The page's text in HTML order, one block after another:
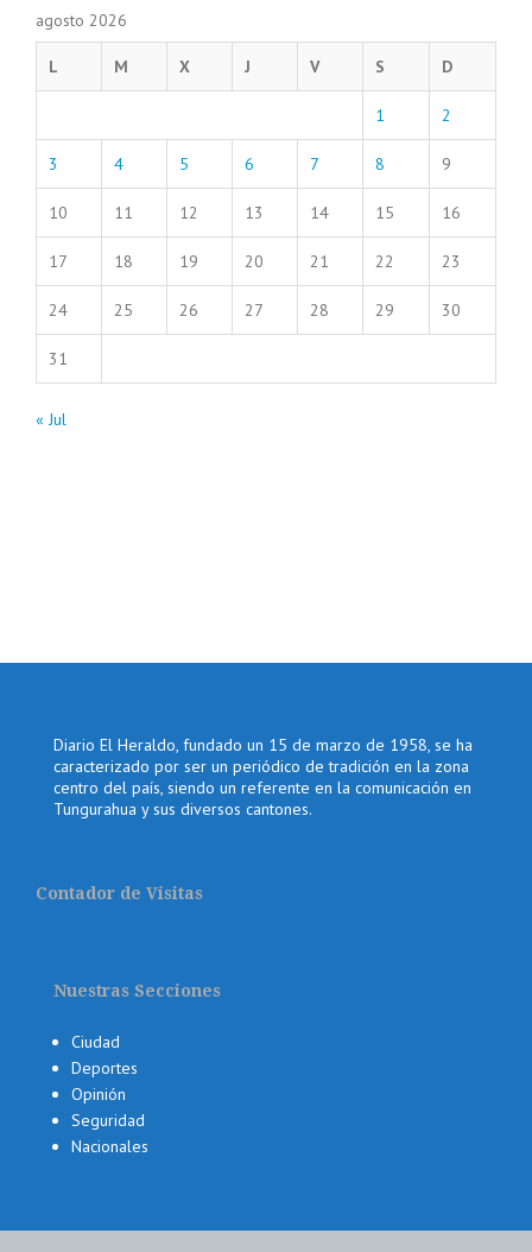
agosto 2026
L M X J V S D
1 2
3 4 5 6 7 8 9
10 11 12 13 14 15 16
17 18 19 20 21 22 23
24 25 26 27 28 29 30
31
« Jul
Diario El Heraldo, fundado un 15 de marzo de 1958, se ha
caracterizado por ser un periódico de tradición en la zona
centro del país, siendo un referente en la comunicación en
Tungurahua y sus diversos cantones.
Contador de Visitas
Nuestras Secciones
Ciudad
Deportes
Opinión
Seguridad
Nacionales